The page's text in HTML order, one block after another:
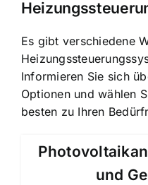
Es gibt verschiedene
Informieren Sie sich
Optionen und wählen
besten zu Ihren
und